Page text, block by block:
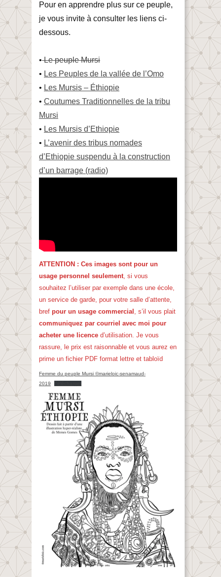
Pour en apprendre plus sur ce peuple,
je vous invite à consulter les liens ci-
dessous.
•Le peuple Mursi
• Les Peuples de la vallée de l’Omo
• Les Mursis – Éthiopie
• Coutumes Traditionnelles de la tribu
Mursi
• Les Mursis d’Ethiopie
• L’avenir des tribus nomades
d’Ethiopie suspendu à la construction
d’un barrage (radio)
ATTENTION : Ces images sont pour un
usage personnel seulement, si vous
souhaitez l’utiliser par exemple dans une école,
un service de garde, pour votre salle d’attente,
bref pour un usage commercial , s’il vous plait
communiquez par courriel avec moi pour
acheter une licence d’utilisation. Je vous
rassure, le prix est raisonnable et vous aurez en
prime un fichier PDF format lettre et tabloïd
Femme du peuple Mursi ©marieloic-senamaud-
2019
Télécharger